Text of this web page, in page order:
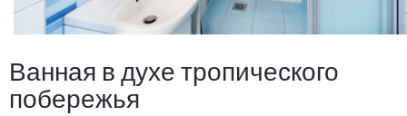
Ванная в духе тропического
побережья